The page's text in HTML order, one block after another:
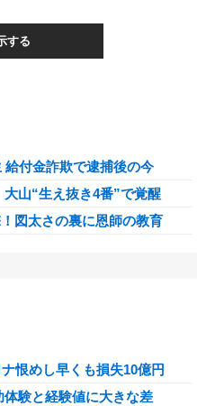
する
給付金詐欺で逮捕後の今
山“生え抜き4番”で覚醒
図太さの裏に恩師の教育
恨めし早くも損失10億円
験と経験値に大きな差